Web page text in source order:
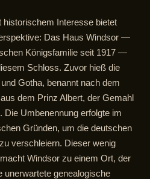
Interesse bietet
Das Haus Windsor —
Königsfamilie seit 1917 —
Schloss. Zuvor hieß die
Gotha, benannt nach dem
dem Prinz Albert, der Gemahl
Die Umbenennung erfolgte im
Gründen, um die deutschen
verschleiern. Dieser wenig
Windsor zu einem Ort, der
unerwartete genealogische